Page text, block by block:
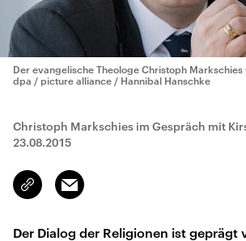
Der evangelische Theologe Christoph Markschies
dpa / picture alliance / Hannibal Hanschke
Christoph Markschies im Gespräch mit
23.08.2015
Link
kopieren/teilen
Email
Der Dialog der Religionen ist geprägt